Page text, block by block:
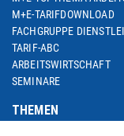
M+E-TARIFDOWNLOAD
FACHGRUPPE
TARIF-ABC
ARBEITSWIRTSCHAFT
SEMINARE
THEMEN